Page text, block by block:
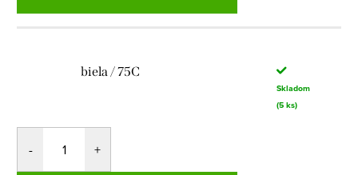
biela / 75C
Skladom
(5 ks)